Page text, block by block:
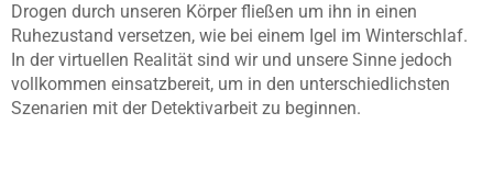
Drogen durch unseren Körper fließen um ihn in einen
Ruhezustand versetzen, wie bei einem Igel im Winterschlaf.
In der virtuellen Realität sind wir und unsere Sinne jedoch
vollkommen einsatzbereit, um in den unterschiedlichsten
Szenarien mit der Detektivarbeit zu beginnen.